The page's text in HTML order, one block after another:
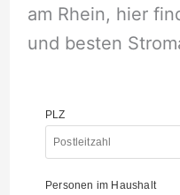
am Rhein, hier
und besten